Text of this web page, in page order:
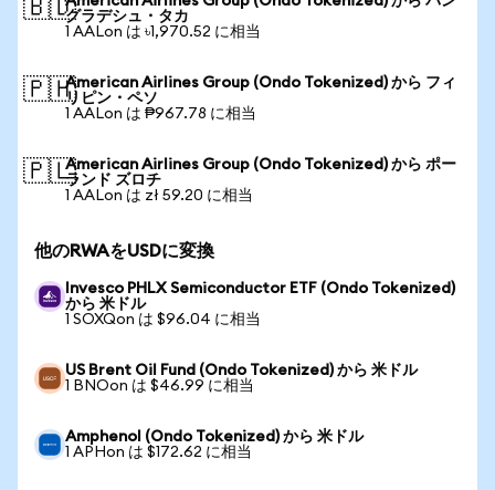
🇧🇩グラデシュ・タカ
1 AALon は ৳1,970.52 に相当
🇵🇭American Airlines Group (Ondo Tokenized) から フィ
リピン・ペソ
1 AALon は ₱967.78 に相当
🇵🇱American Airlines Group (Ondo Tokenized) から ポー
ランド ズロチ
1 AALon は zł 59.20 に相当
他のRWAをUSDに変換
Invesco PHLX Semiconductor ETF (Ondo Tokenized)
から 米ドル
1 SOXQon は $96.04 に相当
US Brent Oil Fund (Ondo Tokenized) から 米ドル
1 BNOon は $46.99 に相当
Amphenol (Ondo Tokenized) から 米ドル
1 APHon は $172.62 に相当